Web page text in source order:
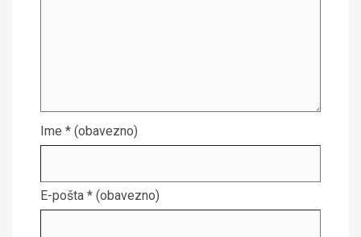
Ime * (obavezno)
E-pošta * (obavezno)